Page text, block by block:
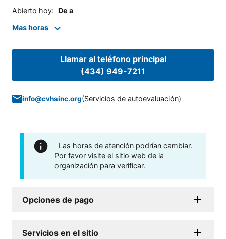
Abierto hoy: De a
Mas horas
Llamar al teléfono principal
(434) 949-7211
info@cvhsinc.org(Servicios de autoevaluación)
Las horas de atención podrían cambiar.
Por favor visite el sitio web de la
organización para verificar.
Opciones de pago
Servicios en el sitio